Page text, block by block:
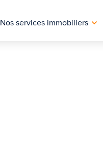
Nos services immobiliers